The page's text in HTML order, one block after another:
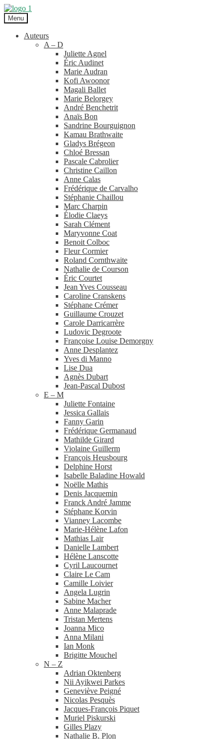
Aller
à
la
navigation
Aller
au
contenu
Menu
Auteurs
A – D
Juliette Agnel
Éric Audinet
Marie Audran
Kofi Awoonor
Magali Ballet
Marie Belorgey
André Benchetrit
Anaïs Bon
Sandrine Bourguignon
Kamau Brathwaite
Gladys Brégeon
Chloé Bressan
Pascale Cabrolier
Christine Caillon
Anne Calas
Frédérique de Carvalho
Stéphanie Chaillou
Marc Charpin
Élodie Claeys
Sarah Clément
Maryvonne Coat
Benoit Colboc
Fleur Cormier
Roland Cornthwaite
Nathalie de Courson
Éric Courtet
Jean Yves Cousseau
Caroline Cranskens
Stéphane Crémer
Guillaume Crouzet
Carole Darricarrère
Ludovic Degroote
Françoise Louise Demorgny
Anne Desplantez
Yves di Manno
Lise Dua
Agnès Dubart
Jean-​Pascal Dubost
E – M
Juliette Fontaine
Jessica Gallais
Fanny Garin
Frédérique Germanaud
Mathilde Girard
Violaine Guillerm
François Heusbourg
Delphine Horst
Isabelle Baladine Howald
Noëlle Mathis
Denis Jacquemin
Franck André Jamme
Stéphane Korvin
Vianney Lacombe
Marie-​Hélène Lafon
Mathias Lair
Danielle Lambert
Hélène Lanscotte
Cyril Laucournet
Claire Le Cam
Camille Loivier
Angela Lugrin
Sabine Macher
Anne Malaprade
Tristan Mertens
Joanna Mico
Anna Milani
Ian Monk
Brigitte Mouchel
N – Z
Adrian Oktenberg
Nii Ayikwei Parkes
Geneviève Peigné
Nicolas Pesquès
Jacques-​François Piquet
Muriel Piskurski
Gilles Plazy
Nathalie B. Plon